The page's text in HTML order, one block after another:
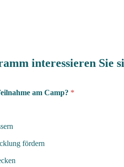
interessieren Sie
am Camp? *
fördern